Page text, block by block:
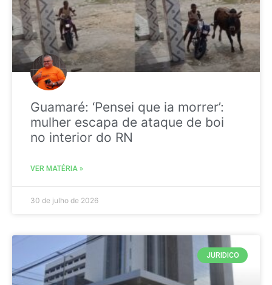
Guamaré: ‘Pensei que ia morrer’:
mulher escapa de ataque de boi
no interior do RN
VER MATÉRIA »
30 de julho de 2026
JURIDICO